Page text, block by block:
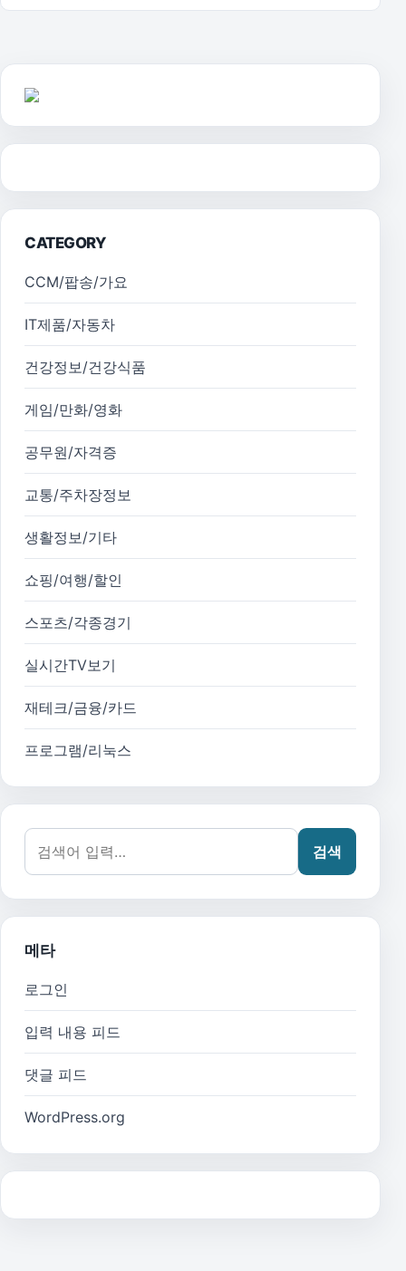
CATEGORY
CCM/팝송/가요
IT제품/자동차
건강정보/건강식품
게임/만화/영화
공무원/자격증
교통/주차장정보
생활정보/기타
쇼핑/여행/할인
스포츠/각종경기
실시간TV보기
재테크/금융/카드
프로그램/리눅스
검색어:
검색
메타
로그인
입력 내용 피드
댓글 피드
WordPress.org